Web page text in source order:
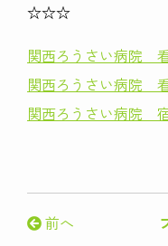
☆☆☆
関西ろうさい病院
関西ろうさい病院
関西ろうさい病院
前へ